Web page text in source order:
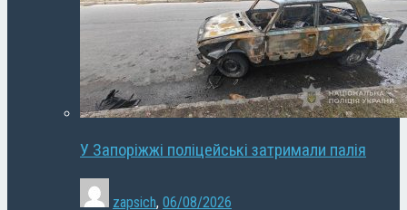
У Запоріжжі поліцейські затримали палія
zapsich, 06/08/2026